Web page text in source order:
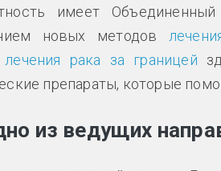
имеет Объединенный
новых методов
лечения рака за границей
препараты, которые
из ведущих